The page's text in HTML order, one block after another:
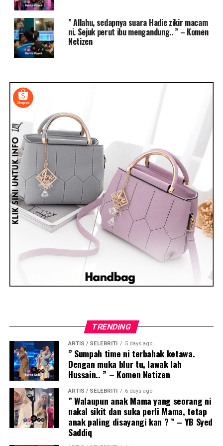
” Allahu, sedapnya suara Hadie zikir macam
ni. Sejuk perut ibu mengandung.. ” – Komen
Netizen
TRENDING
ARTIS / SELEBRITI 5 days ago
” Sumpah time ni terbahak ketawa.
Dengan muka blur tu, lawak lah
Hussain.. ” – Komen Netizen
ARTIS / SELEBRITI 6 days ago
” Walaupun anak Mama yang seorang ni
nakal sikit dan suka perli Mama, tetap
anak paling disayangi kan ? ” – YB Syed
Saddiq